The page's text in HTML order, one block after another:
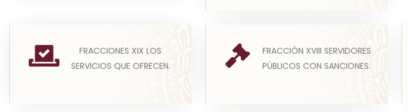
FRACCIONES XIX LOS
SERVICIOS QUE OFRECEN.
deberán publicar la información
necesaria para que los part...
FRACCIÓN XVIII SERVIDORES
PÚBLICOS CON SANCIONES.
Los sujetos obligados publicarán
la información relativa a los
datos de los(as) servi...